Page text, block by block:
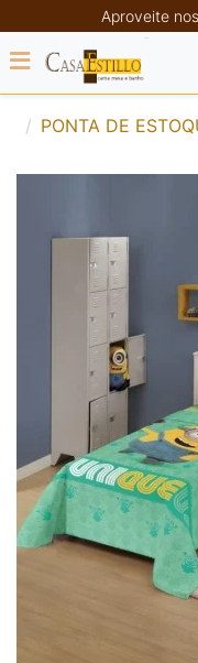
Aproveite
PONTA DE